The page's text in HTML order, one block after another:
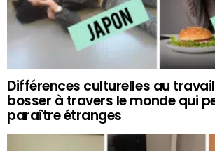
Différences culturelles au
bosser à travers le monde qui
paraître étranges